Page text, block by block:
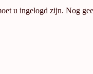
u ingelogd zijn. Nog